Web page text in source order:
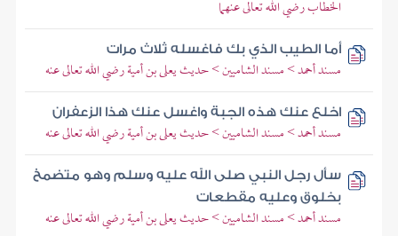
الخطاب رضي الله تعالى عنهما
أما الطيب الذي بك فاغسله ثلاث مرات
مسند أحمد > مسند الشاميين > حديث يعلى بن أمية رضي الله تعالى عنه
اخلع عنك هذه الجبة واغسل عنك هذا الزعفران
مسند أحمد > مسند الشاميين > حديث يعلى بن أمية رضي الله تعالى عنه
سأل رجل النبي صلى الله عليه وسلم وهو متضمخ
بخلوق وعليه مقطعات
مسند أحمد > مسند الشاميين > حديث يعلى بن أمية رضي الله تعالى عنه